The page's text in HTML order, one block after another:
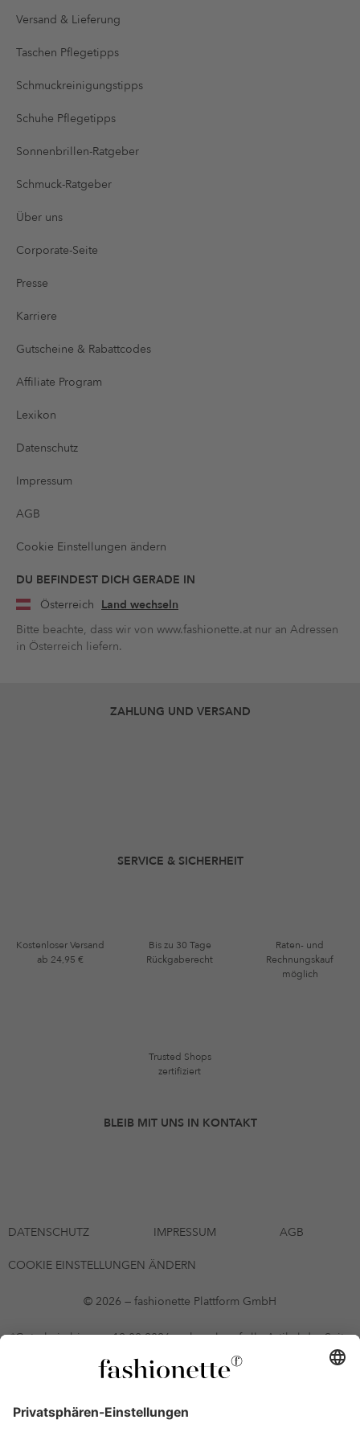
Versand & Lieferung
Taschen Pflegetipps
Schmuckreinigungstipps
Schuhe Pflegetipps
Sonnenbrillen-Ratgeber
Schmuck-Ratgeber
Über uns
Corporate-Seite
Presse
Karriere
Gutscheine & Rabattcodes
Affiliate Program
Lexikon
Datenschutz
Impressum
AGB
Cookie Einstellungen ändern
DU BEFINDEST DICH GERADE IN
Österreich Land wechseln
Bitte beachte, dass wir von www.fashionette.at nur an Adressen
in Österreich liefern.
ZAHLUNG UND VERSAND
SERVICE & SICHERHEIT
Kostenloser Versand
ab 24,95 €
Bis zu 30 Tage
Rückgaberecht
Raten- und
Rechnungskauf
möglich
Trusted Shops
zertifiziert
BLEIB MIT UNS IN KONTAKT
DATENSCHUTZ IMPRESSUM AGB
COOKIE EINSTELLUNGEN ÄNDERN
© 2026 — fashionette Plattform GmbH
*Gutschein bis zum 12.08.2026 mehrmals auf alle Artikel der Seite
fashionette.at/selected-styles anwendbar. Es gelten die in den AGB
§9 festgelegten Bedingungen.
vorausgesetzt, alle Preise inkl. MwSt. und ohne Versandkosten. Bei